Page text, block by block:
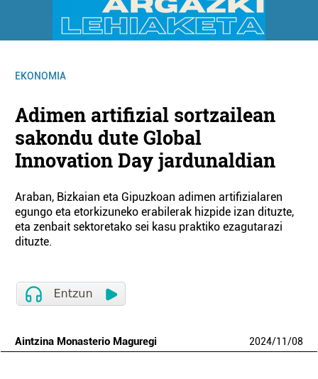
EKONOMIA
Adimen artifizial sortzailean
sakondu dute Global
Innovation Day jardunaldian
Araban, Bizkaian eta Gipuzkoan adimen artifizialaren
egungo eta etorkizuneko erabilerak hizpide izan dituzte,
eta zenbait sektoretako sei kasu praktiko ezagutarazi
dituzte.
Aintzina Monasterio Maguregi 2024/11/08